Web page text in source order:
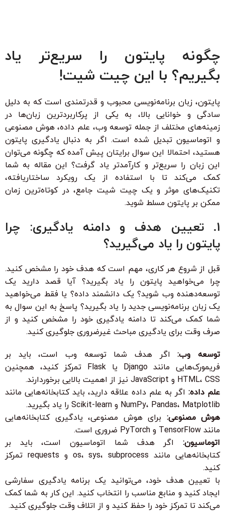
چگونه پایتون را سریع‌تر یاد
بگیریم؟ با این چیت شیت!
پایتون، زبان برنامه‌نویسی محبوب و قدرتمندی است که به دلیل
سادگی و خوانایی بالا، به یکی از پرکاربردترین زبان‌ها در
زمینه‌های مختلف از جمله توسعه وب، علم داده، هوش مصنوعی
و اتوماسیون تبدیل شده است. اگر به دنبال یادگیری پایتون
هستید، احتمالا این سوال برایتان پیش آمده که چگونه می‌توان
این زبان را سریع‌تر و کارآمدتر یاد گرفت؟ این مقاله به شما
کمک می‌کند تا با استفاده از یک رویکرد ساختاریافته،
تکنیک‌های موثر و یک چیت شیت جامع، در کوتاه‌ترین زمان
ممکن بر پایتون مسلط شوید.
1. تعیین هدف و دامنه یادگیری: چرا
پایتون را یاد می‌گیرید؟
قبل از شروع هر کاری، مهم است که هدف خود را مشخص کنید.
چرا می‌خواهید پایتون را یاد بگیرید؟ آیا قصد دارید یک
توسعه‌دهنده وب شوید؟ یک دانشمند داده؟ یا فقط می‌خواهید
یک زبان برنامه‌نویسی جدید را یاد بگیرید؟ پاسخ به این سوال به
شما کمک می‌کند تا دامنه یادگیری خود را مشخص کنید و از
صرف وقت برای یادگیری مباحث غیرضروری جلوگیری کنید.
توسعه وب:اگر هدف شما توسعه وب است، باید بر
فریمورک‌هایی مانند Django یا Flask تمرکز کنید، همچنین
HTML، CSS و JavaScript نیز از اهمیت بالایی برخوردارند.
علم داده: اگر به علم داده علاقه دارید، باید کتابخانه‌هایی مانند
NumPy، Pandas، Matplotlib و Scikit-learn را یاد بگیرید.
هوش مصنوعی: برای هوش مصنوعی، یادگیری کتابخانه‌هایی
مانند TensorFlow و PyTorch ضروری است.
اتوماسیون: اگر هدف شما اتوماسیون است، باید بر
کتابخانه‌هایی مانند os، sys، subprocess و requests تمرکز
کنید.
با تعیین هدف خود، می‌توانید یک برنامه یادگیری سفارشی
ایجاد کنید و منابع مناسب را انتخاب کنید. این کار به شما کمک
می‌کند تا تمرکز خود را حفظ کنید و از اتلاف وقت جلوگیری کنید.